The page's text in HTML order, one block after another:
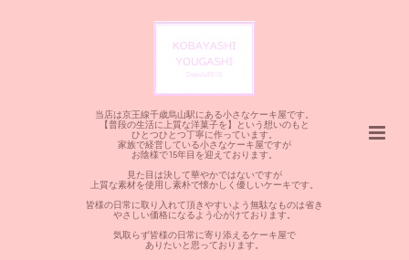
当店は京王線千歳烏山駅にある小さなケーキ屋です。
【普段の生活に上質な洋菓子を】という想いのもと
ひとつひとつ丁寧に作っています。
家族で経営している小さなケーキ屋ですが
お陰様で15年目を迎えております。
見た目は決して華やかではないですが
上質な素材を使用し素朴で懐かしく優しいケーキです。
皆様の日常に取り入れて頂きやすいよう無駄なものは省き
やさしい価格になるよう心がけております。
気取らず皆様の日常に寄り添えるケーキ屋で
ありたいと思っております。